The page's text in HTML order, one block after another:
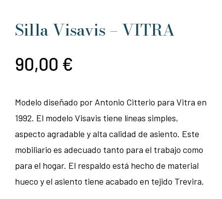
Silla Visavis – VITRA
90,00 €
Modelo diseñado por Antonio Citterio para Vitra en
1992. El modelo Visavis tiene líneas simples,
aspecto agradable y alta calidad de asiento. Este
mobiliario es adecuado tanto para el trabajo como
para el hogar. El respaldo está hecho de material
hueco y el asiento tiene acabado en tejido Trevira.